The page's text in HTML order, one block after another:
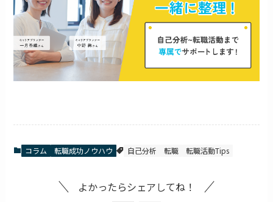
コラム 転職成功ノウハウ 自己分析 転職 転職活動Tips
よかったらシェアしてね！